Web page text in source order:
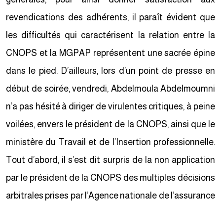
revendications des adhérents, il paraît évident que
les difficultés qui caractérisent la relation entre la
CNOPS et la MGPAP représentent une sacrée épine
dans le pied. D’ailleurs, lors d’un point de presse en
début de soirée, vendredi, Abdelmoula Abdelmoumni
n’a pas hésité à diriger de virulentes critiques, à peine
voilées, envers le président de la CNOPS, ainsi que le
ministère du Travail et de l’Insertion professionnelle.
Tout d’abord, il s’est dit surpris de la non application
par le président de la CNOPS des multiples décisions
arbitrales prises par l’Agence nationale de l’assurance